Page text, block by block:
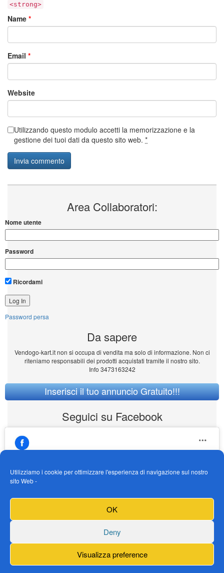
Utilizziamo i cookie per ottimizzare l'esperienza di navigazione sul nostro
sito Web -
OK
Deny
Visualizza preference
<strong>
Name *
Email *
Website
Utilizzando questo modulo accetti la memorizzazione e la
gestione dei tuoi dati da questo sito web. *
Area Collaboratori:
Nome utente
Password
Ricordami
Password persa
Da sapere
Vendogo-kart.it non si occupa di vendita ma solo di informazione. Non ci
riteniamo responsabili dei prodotti acquistati tramite il nostro sito.
Info 3473163242
Inserisci il tuo annuncio Gratuito!!!
Seguici su Facebook
https://www.facebook.com/Vendogokartit/
Fai clic per accettare i cookie marketing e
abilitare questo contenuto